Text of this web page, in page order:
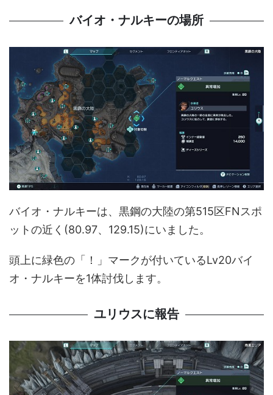
バイオ・ナルキーの場所
バイオ・ナルキーは、黒鋼の大陸の第515区FNスポ
ットの近く(80.97、129.15)にいました。
頭上に緑色の「！」マークが付いているLv20バイ
オ・ナルキーを1体討伐します。
ユリウスに報告